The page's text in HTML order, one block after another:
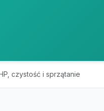
czystość i sprzątanie